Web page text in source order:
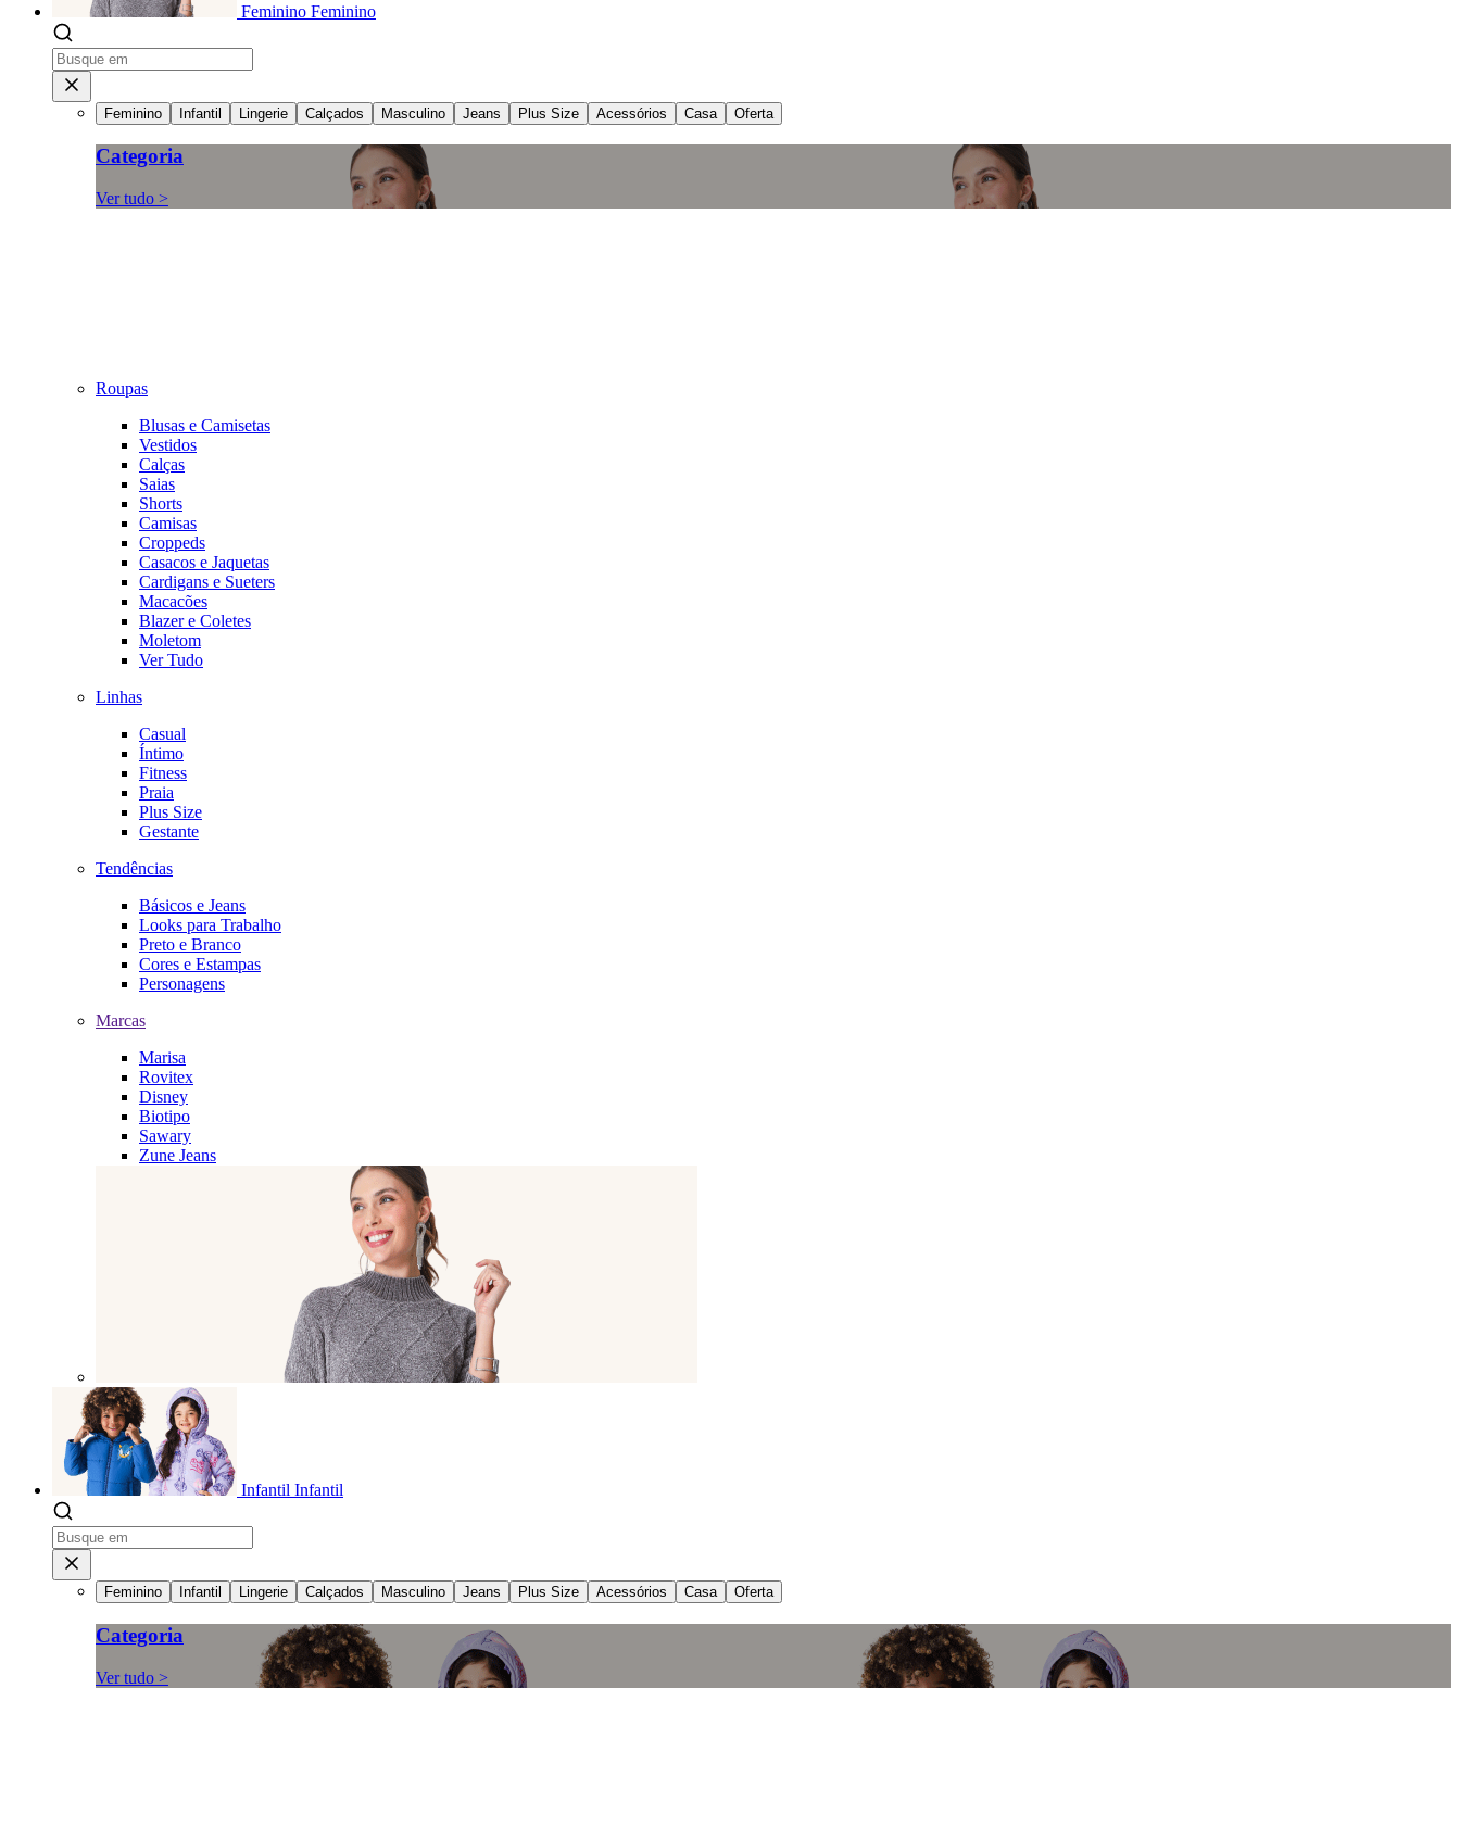
Feminino Feminino
Feminino Infantil Lingerie Calçados Masculino Jeans Plus Size Acessórios Casa Oferta
Categoria
Ver tudo >
Roupas
Blusas e Camisetas
Vestidos
Calças
Saias
Shorts
Camisas
Croppeds
Casacos e Jaquetas
Cardigans e Sueters
Macacões
Blazer e Coletes
Moletom
Ver Tudo
Linhas
Casual
Íntimo
Fitness
Praia
Plus Size
Gestante
Tendências
Básicos e Jeans
Looks para Trabalho
Preto e Branco
Cores e Estampas
Personagens
Marcas
Marisa
Rovitex
Disney
Biotipo
Sawary
Zune Jeans
Infantil Infantil
Feminino Infantil Lingerie Calçados Masculino Jeans Plus Size Acessórios Casa Oferta
Categoria
Ver tudo >